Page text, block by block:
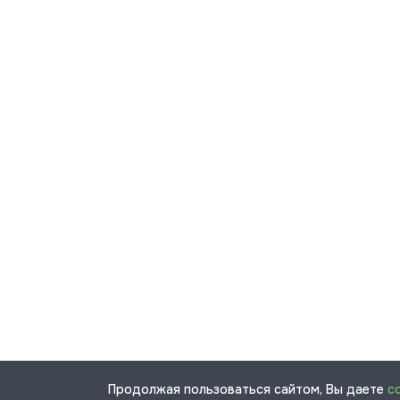
Продолжая пользоваться сайтом, Вы даете